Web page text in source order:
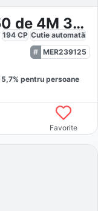
Mercedes-Benz GLE 350 de 4M 3x AMG DISTRO PANO KAM360 HEADUP
194 CP Cutie automată
MER239125
5,7% pentru persoane
Favorite